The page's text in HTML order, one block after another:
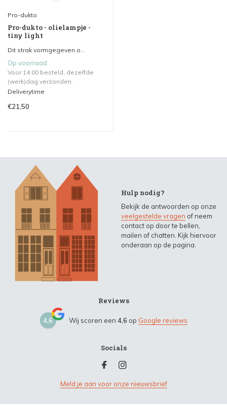
Pro-dukto
Pro-dukto - olielampje -
tiny light
Dit strak vormgegeven o...
Op voorraad
Voor 14.00 besteld, dezelfde
(werk)dag verzonden.
Deliverytime
€21,50
Hulp nodig?
Bekijk de antwoorden op onze
veelgestelde vragen of neem
contact op door te bellen,
mailen of chatten. Kijk hiervoor
onderaan op de pagina.
Reviews
4,6 Wij scoren een 4,6 op Google reviews
Socials
Meld je aan voor onze nieuwsbrief